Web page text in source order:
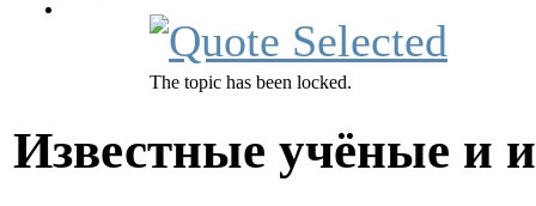
The topic has been locked.
Известные учёные и